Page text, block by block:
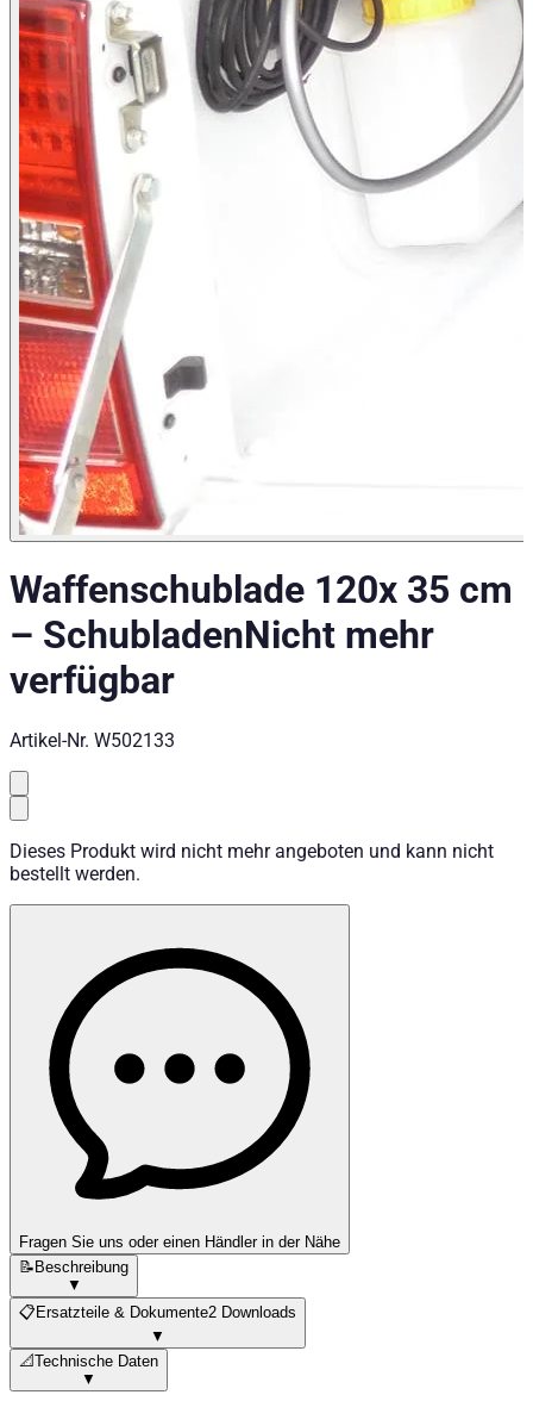
Waffenschublade 120x 35 cm
– SchubladenNicht mehr
verfügbar
Artikel-Nr. W502133
Dieses Produkt wird nicht mehr angeboten und kann nicht
bestellt werden.
Fragen Sie uns oder einen Händler in der Nähe
📝Beschreibung
▼
📋Ersatzteile & Dokumente2 Downloads
▼
📐Technische Daten
▼